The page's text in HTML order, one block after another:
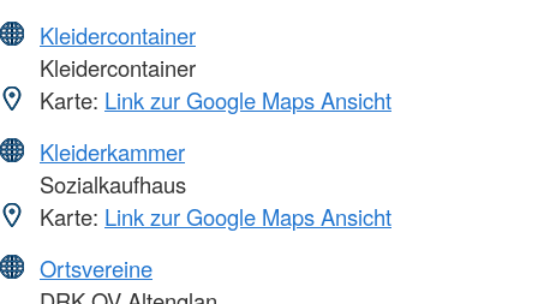
Kleidercontainer
Kleidercontainer
Karte: Link zur Google Maps Ansicht
Kleiderkammer
Sozialkaufhaus
Karte: Link zur Google Maps Ansicht
Ortsvereine